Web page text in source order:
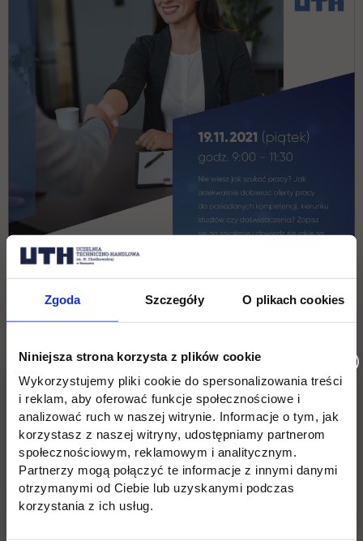
Zgoda Szczegóły O plikach cookies
Niniejsza strona korzysta z plików cookie
Wykorzystujemy pliki cookie do spersonalizowania treści
i reklam, aby oferować funkcje społecznościowe i
analizować ruch w naszej witrynie. Informacje o tym, jak
korzystasz z naszej witryny, udostępniamy partnerom
społecznościowym, reklamowym i analitycznym.
Partnerzy mogą połączyć te informacje z innymi danymi
otrzymanymi od Ciebie lub uzyskanymi podczas
korzystania z ich usług.
Pomiń
stopkę
Informacje w stopce
Edukacja Student